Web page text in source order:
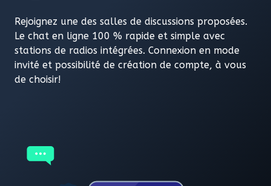
Rejoignez une des salles de discussions proposées.
Le chat en ligne 100 % rapide et simple avec
stations de radios intégrées. Connexion en mode
invité et possibilité de création de compte, à vous
de choisir!